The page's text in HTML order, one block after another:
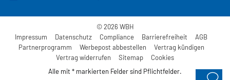
© 2026 WBH
Impressum
Datenschutz Compliance Barrierefreiheit
AGB
Partnerprogramm
Werbepost abbestellen
Vertrag kündigen
Vertrag widerrufen
Sitemap
Cookies
Alle mit * markierten Felder sind Pflichtfelder.